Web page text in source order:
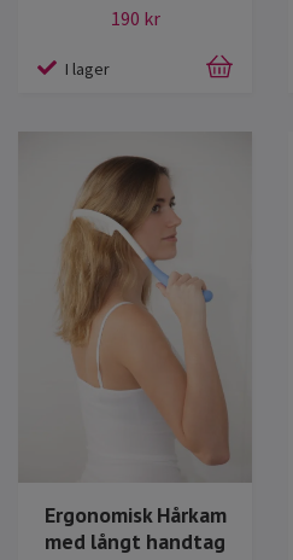
190 kr
I lager
Ergonomisk Hårkam
med långt handtag